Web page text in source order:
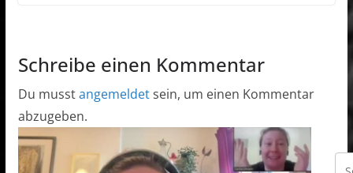
Schreibe einen Kommentar
Du musstangemeldetsein, um einen Kommentar
abzugeben.